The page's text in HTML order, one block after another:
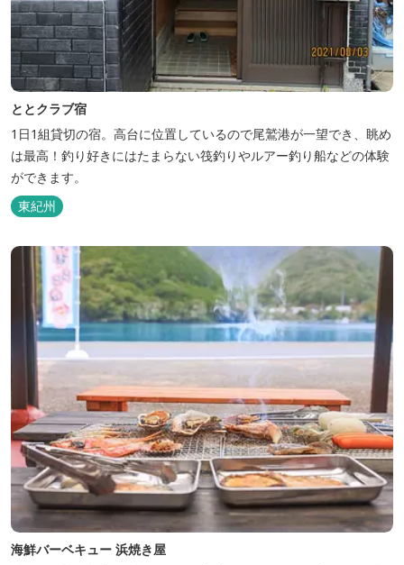
ととクラブ宿
1日1組貸切の宿。高台に位置しているので尾鷲港が一望でき、眺め
は最高！釣り好きにはたまらない筏釣りやルアー釣り船などの体験
ができます。
東紀州
海鮮バーベキュー 浜焼き屋